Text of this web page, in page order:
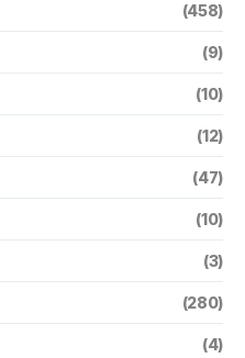
(458)
(9)
(10)
(12)
(47)
(10)
(3)
(280)
(4)